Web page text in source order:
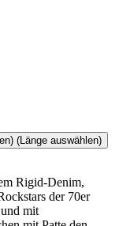
(Länge auswählen)
Rigid-Denim,
der 70er
mit